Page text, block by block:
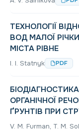
ТЕХНОЛОГІЇ
ВОД МАЛОЇ
МІСТА РІВНЕ
I. I. Statnyk PDF
ОРГАНІЧНОЇ
ҐРУНТІВ ПРИ
V. M. Furman, T. M.